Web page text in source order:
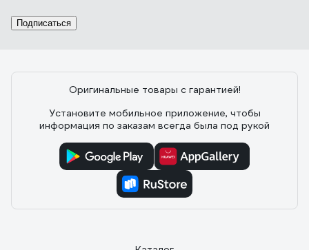
Подписаться
Оригинальные товары с гарантией!
Установите мобильное приложение, чтобы
информация по заказам всегда была под рукой